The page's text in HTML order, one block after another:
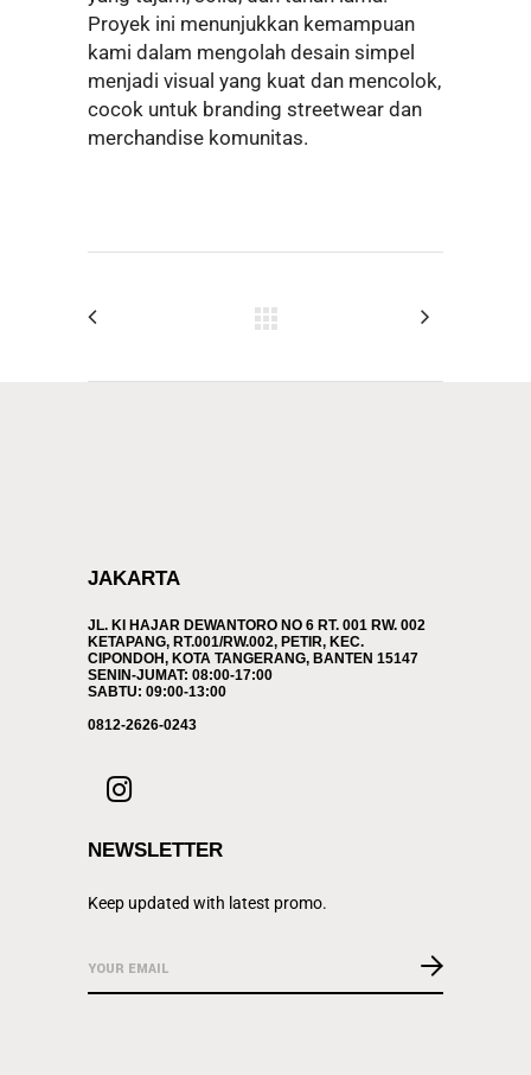
Proyek ini menunjukkan kemampuan
kami dalam mengolah desain simpel
menjadi visual yang kuat dan mencolok,
cocok untuk branding streetwear dan
merchandise komunitas.
JAKARTA
JL. KI HAJAR DEWANTORO NO 6 RT. 001 RW. 002
KETAPANG, RT.001/RW.002, PETIR, KEC.
CIPONDOH, KOTA TANGERANG, BANTEN 15147
SENIN-JUMAT: 08:00-17:00
SABTU: 09:00-13:00
0812-2626-0243
NEWSLETTER
Keep updated with latest promo.